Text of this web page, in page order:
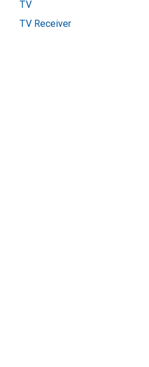
TV
TV Receiver